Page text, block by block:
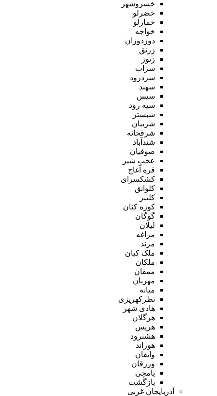
خسروشهر
خضرلو
خمارلو
خواجه
دوزدوزان
زرنق
زنوز
سراب
سردرود
سهند
سیس
سیه رود
شبستر
شربیان
شرفخانه
شندآباد
صوفیان
عجب شیر
قره آغاج
کشکسرای
کلوانق
کلیبر
کوزه کنان
گوگان
لیلان
مراغه
مرند
ملک کیان
ملکان
ممقان
مهربان
میانه
نظرکهریزی
هادی شهر
هرگلان
هریس
هشترود
هوراند
وایقان
ورزقان
یامچی
بازگشت
آذربایجان غربی